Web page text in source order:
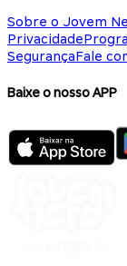
Sobre o Jovem
Privacidade
SegurançaFale
Baixe o nosso APP